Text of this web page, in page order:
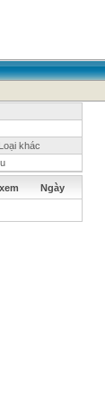
Loại khác
Ngày